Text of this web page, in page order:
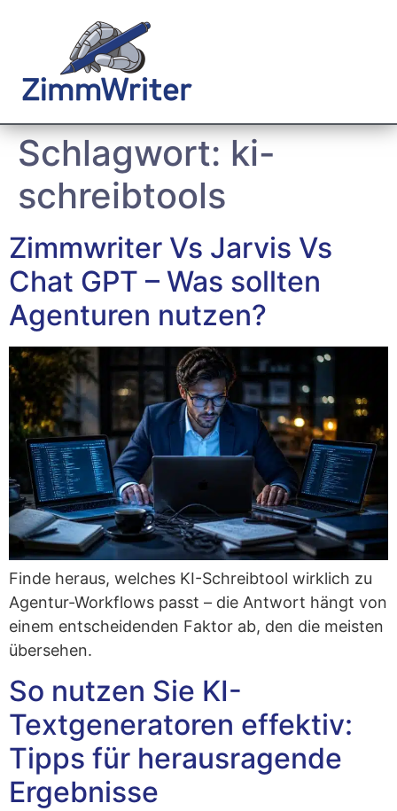
Schlagwort: ki-
schreibtools
Zimmwriter Vs Jarvis Vs
Chat GPT – Was sollten
Agenturen nutzen?
Fin­de her­aus, wel­ches KI-Schreib­tool wirk­lich zu
Agen­tur-Work­flows passt – die Ant­wort hängt von
einem ent­schei­den­den Fak­tor ab, den die meis­ten
übersehen.
So nutzen Sie KI-
Textgeneratoren effektiv:
Tipps für herausragende
Ergebnisse